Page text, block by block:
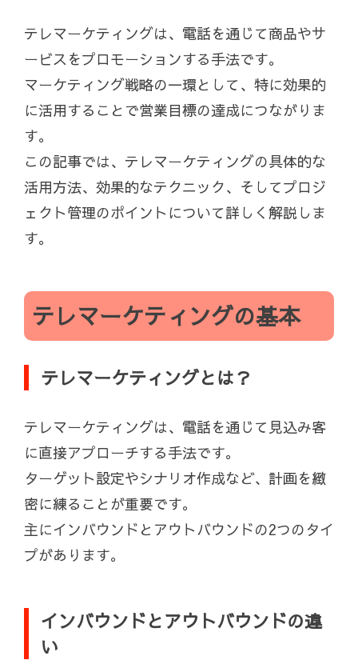
テレマーケティングは、電話を通じて商品やサ
ービスをプロモーションする手法です。
マーケティング戦略の一環として、特に効果的
に活用することで営業目標の達成につながりま
す。
この記事では、テレマーケティングの具体的な
活用方法、効果的なテクニック、そしてプロジ
ェクト管理のポイントについて詳しく解説しま
す。
テレマーケティングの基本
テレマーケティングとは？
テレマーケティングは、電話を通じて見込み客
に直接アプローチする手法です。
ターゲット設定やシナリオ作成など、計画を緻
密に練ることが重要です。
主にインバウンドとアウトバウンドの2つのタイ
プがあります。
インバウンドとアウトバウンドの違
い